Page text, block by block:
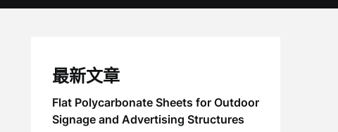
最新文章
Flat Polycarbonate Sheets for Outdoor
Signage and Advertising Structures